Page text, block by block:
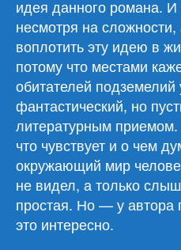
идея данного романа. И
несмотря на
воплотить эту идею в
потому что местами
обитателей
фантастический, но
литературным приемом.
что чувствует и о чем
окружающий мир
не видел, а только
простая. Но — у автора
это интересно.